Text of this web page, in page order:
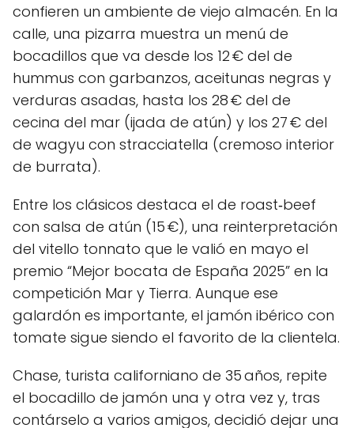
confieren un ambiente de viejo almacén. En la
calle, una pizarra muestra un menú de
bocadillos que va desde los 12 € del de
hummus con garbanzos, aceitunas negras y
verduras asadas, hasta los 28 € del de
cecina del mar (ijada de atún) y los 27 € del
de wagyu con stracciatella (cremoso interior
de burrata).
Entre los clásicos destaca el de roast‑beef
con salsa de atún (15 €), una reinterpretación
del vitello tonnato que le valió en mayo el
premio “Mejor bocata de España 2025” en la
competición Mar y Tierra. Aunque ese
galardón es importante, el jamón ibérico con
tomate sigue siendo el favorito de la clientela.
Chase, turista californiano de 35 años, repite
el bocadillo de jamón una y otra vez y, tras
contárselo a varios amigos, decidió dejar una